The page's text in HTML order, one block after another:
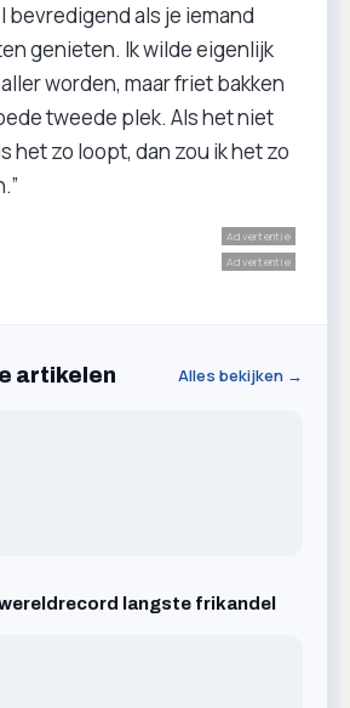
bevredigend als je iemand
genieten. Ik wilde eigenlijk
worden, maar friet bakken
tweede plek. Als het niet
het zo loopt, dan zou ik het zo
Advertentie
Advertentie
artikelen Alles bekijken →
langste frikandel